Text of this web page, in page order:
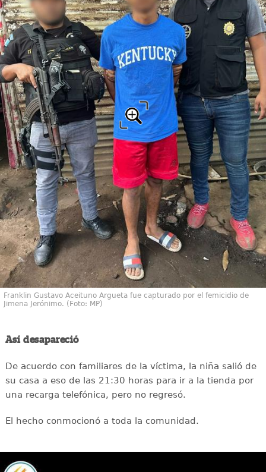
Franklin Gustavo Aceituno Argueta fue capturado por el femicidio de
Jimena Jerónimo. (Foto: MP)
Así desapareció
De acuerdo con familiares de la víctima, la niña salió de
su casa a eso de las 21:30 horas para ir a la tienda por
una recarga telefónica, pero no regresó.
El hecho conmocionó a toda la comunidad.